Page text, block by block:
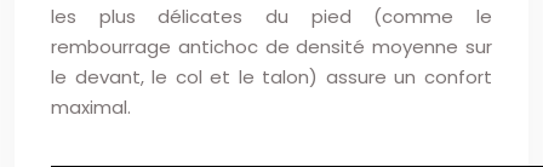
les plus délicates du pied (comme le
rembourrage antichoc de densité moyenne sur
le devant, le col et le talon) assure un confort
maximal.